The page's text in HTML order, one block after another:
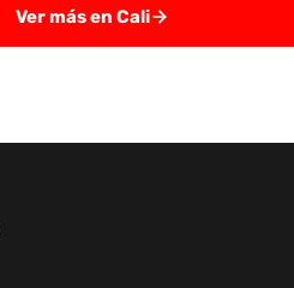
Ver más en Cali